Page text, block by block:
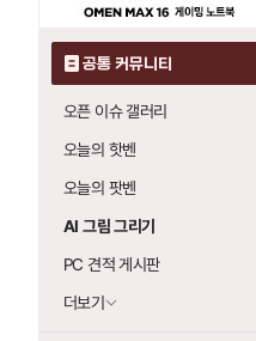
공통 커뮤니티
오픈 이슈 갤러리
오늘의 핫벤
오늘의 팟벤
AI 그림 그리기
PC 견적 게시판
더보기
채팅창 ㅋㅋㅋㅋㅋㅋㅋㅋㅋㅋㅋ
[63]
룡 수상자의 본업 영상 - 스테이씨 윤
히든처형 있는거 알고 있었음?